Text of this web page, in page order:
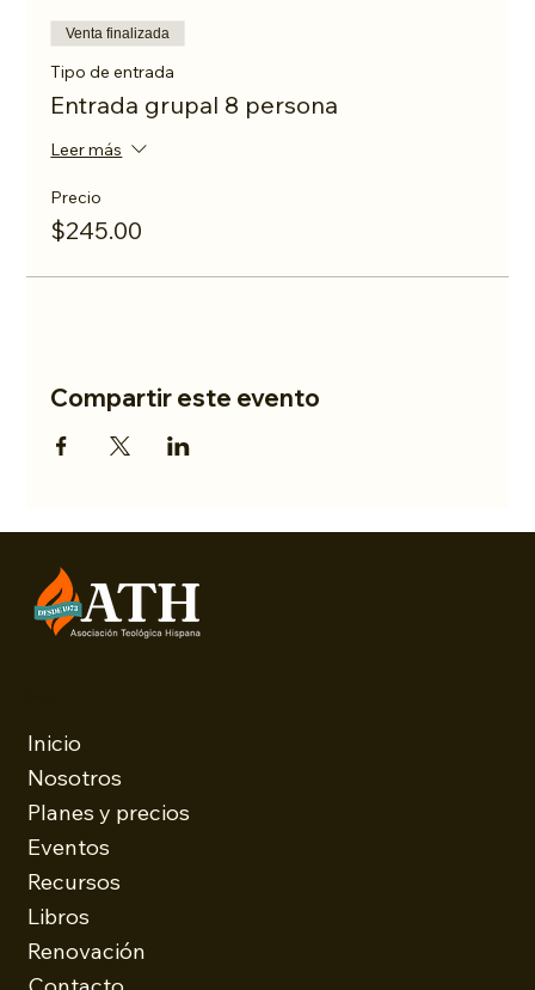
Venta finalizada
Tipo de entrada
Entrada grupal 8 persona
Leer más
Precio
$245.00
Compartir este evento
Inicio
Nosotros
Planes y precios
Eventos
Recursos
Libros
Renovación